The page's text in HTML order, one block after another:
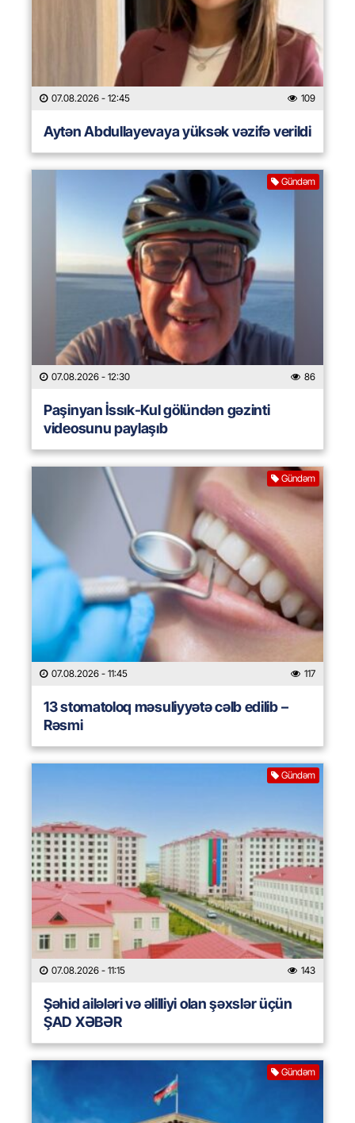
07.08.2026 - 12:45 109
Aytən Abdullayevaya yüksək vəzifə verildi
Gündəm
07.08.2026 - 12:30 86
Paşinyan İssık-Kul gölündən gəzinti
videosunu paylaşıb
Gündəm
07.08.2026 - 11:45 117
13 stomatoloq məsuliyyətə cəlb edilib –
Rəsmi
Gündəm
07.08.2026 - 11:15 143
Şəhid ailələri və əlilliyi olan şəxslər üçün
ŞAD XƏBƏR
Gündəm